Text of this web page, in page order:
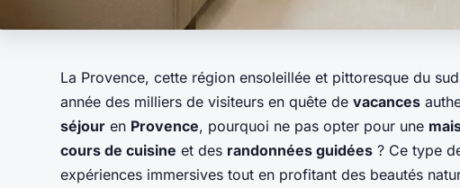
La Provence, cette région ensoleillée et pittoresque du
année des milliers de visiteurs en quête de vacances
séjour en Provence, pourquoi ne pas opter pour une
cours de cuisine et des randonnées guidées ? Ce type
expériences immersives tout en profitant des beautés